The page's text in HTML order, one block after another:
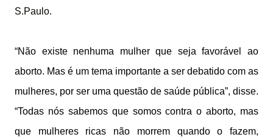
S.Paulo.
“Não existe nenhuma mulher que seja favorável ao
aborto. Mas é um tema importante a ser debatido com as
mulheres, por ser uma questão de saúde pública”, disse.
“Todas nós sabemos que somos contra o aborto, mas
que mulheres ricas não morrem quando o fazem,